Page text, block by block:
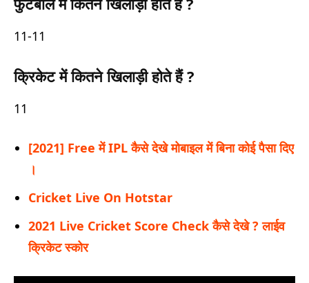
11-11
क्रिकेट में कितने खिलाड़ी होते हैं ?
11
[2021] Free में IPL कैसे देखे मोबाइल में बिना कोई पैसा दिए
।
Cricket Live On Hotstar
2021 Live Cricket Score Check कैसे देखे ? लाईव
क्रिकेट स्कोर